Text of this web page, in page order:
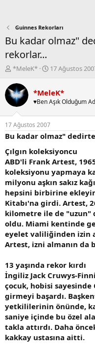
Guinnes Rekorları
Bu kadar olmaz"
rekorlar...
K
n
b
u
y
u
b
a
ş
l
a
t
a
n
*MeleK*
B
l
a
g
ı
ç
a
r
h
i
17 Ağustos
*MeleK*
♥Ben Aşık Olduğum
17 Ağustos 2007
Bu kadar olmaz"
Çılgın koleksiyoncu
ABD'li Frank Artest, 1965
koleksiyonu yapmaya
milyonu aşkın sakız
hepsini birbirine
Kitabı'na girdi. Artest,
kilometre ile de "uzun"
oldu. Miami kentinde
eyelet valiliğinden izin
Artest, izni almanın da
13 yaşında rekor kırdı
İngiliz Jack Cruwys-
çocuk, hobisi sayesinde
girmeyi başardı.
yetkililerinin önünde,
saniye içinde bu özel
takla attırdı. Daha
kakkay ustasına aitti.